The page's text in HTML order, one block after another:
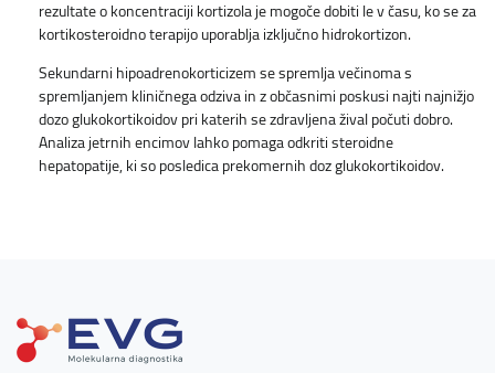
rezultate o koncentraciji kortizola je mogoče dobiti le v času, ko se za
kortikosteroidno terapijo uporablja izključno hidrokortizon.
Sekundarni hipoadrenokorticizem se spremlja večinoma s
spremljanjem kliničnega odziva in z občasnimi poskusi najti najnižjo
dozo glukokortikoidov pri katerih se zdravljena žival počuti dobro.
Analiza jetrnih encimov lahko pomaga odkriti steroidne
hepatopatije, ki so posledica prekomernih doz glukokortikoidov.